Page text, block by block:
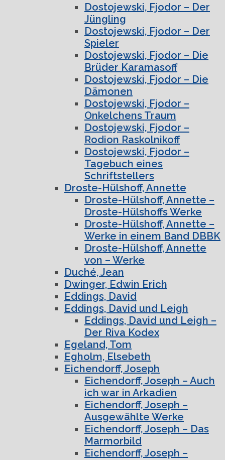
Dostojewski, Fjodor – Der
Jüngling
Dostojewski, Fjodor – Der
Spieler
Dostojewski, Fjodor – Die
Brüder Karamasoff
Dostojewski, Fjodor – Die
Dämonen
Dostojewski, Fjodor –
Onkelchens Traum
Dostojewski, Fjodor –
Rodion Raskolnikoff
Dostojewski, Fjodor –
Tagebuch eines
Schriftstellers
Droste-Hülshoff, Annette
Droste-Hülshoff, Annette –
Droste-Hülshoffs Werke
Droste-Hülshoff, Annette –
Werke in einem Band DBBK
Droste-Hülshoff, Annette
von – Werke
Duché, Jean
Dwinger, Edwin Erich
Eddings, David
Eddings, David und Leigh
Eddings, David und Leigh –
Der Riva Kodex
Egeland, Tom
Egholm, Elsebeth
Eichendorff, Joseph
Eichendorff, Joseph – Auch
ich war in Arkadien
Eichendorff, Joseph –
Ausgewählte Werke
Eichendorff, Joseph – Das
Marmorbild
Eichendorff, Joseph –